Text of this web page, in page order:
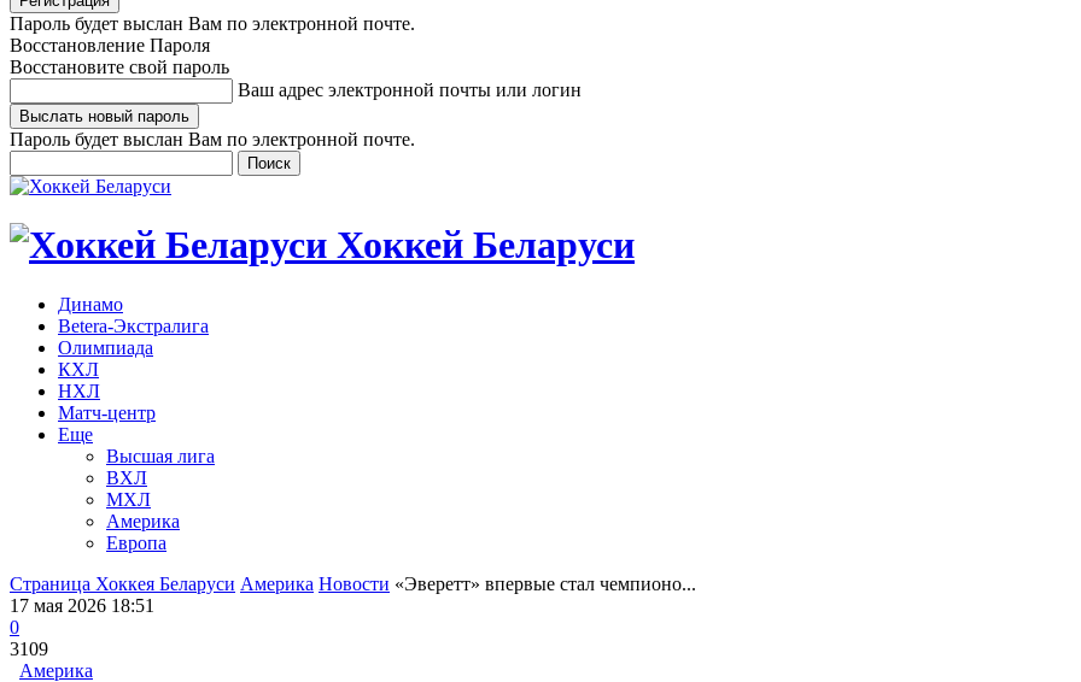
Пароль будет выслан Вам по электронной почте.
Восстановление Пароля
Восстановите свой пароль
Ваш адрес электронной почты или логин
Пароль будет выслан Вам по электронной почте.
Хоккей Беларуси
Динамо
Betera-Экстралига
Олимпиада
КХЛ
НХЛ
Матч-центр
Еще
Высшая лига
ВХЛ
МХЛ
Америка
Европа
Страница Хоккея Беларуси Америка Новости «Эверетт» впервые стал чемпионо...
17 мая 2026 18:51
0
3109
Америка